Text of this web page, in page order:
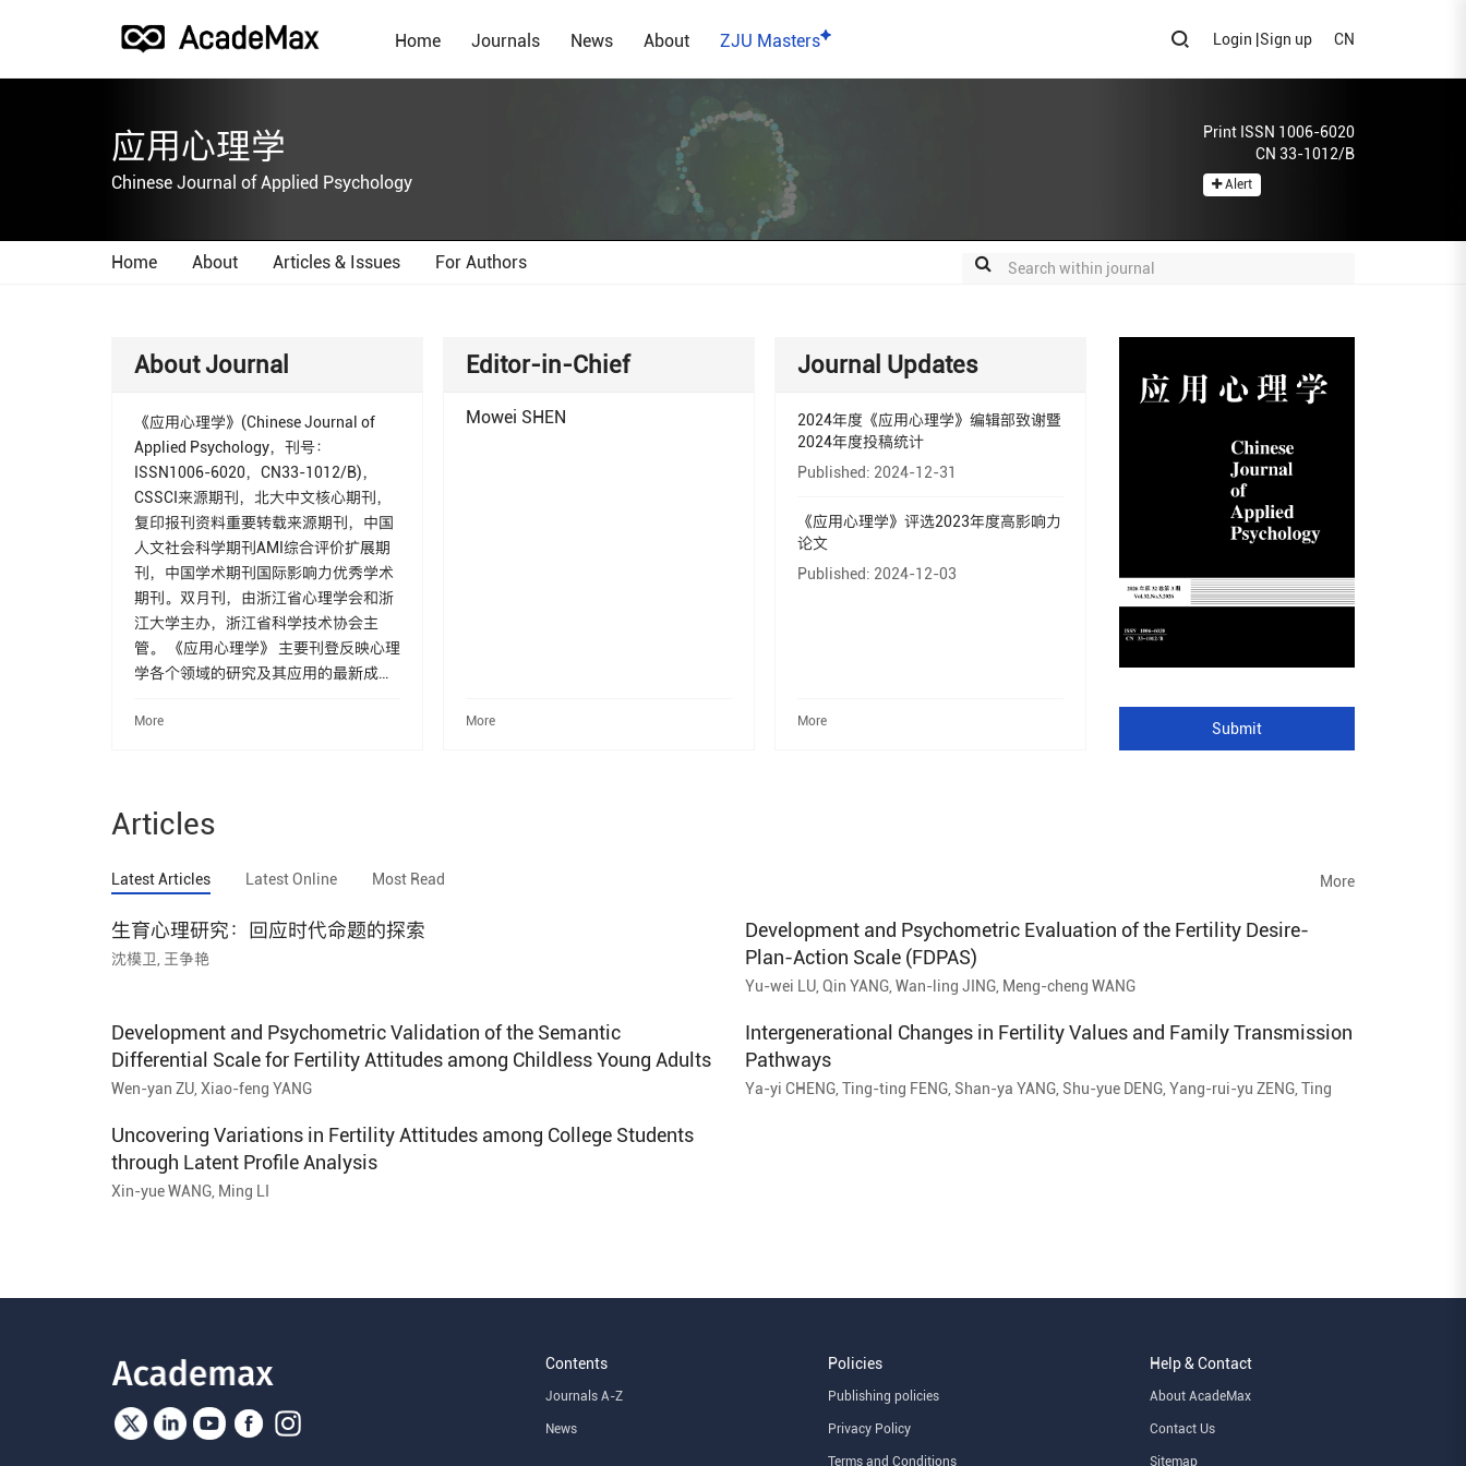
Home Journals News About ZJU Masters Login Sign up CN
应用心理学
Chinese Journal of Applied Psychology
Print ISSN 1006-6020
CN 33-1012/B
Alert
Home About Articles & Issues For Authors
About Journal
《应用心理学》(Chinese Journal of
Applied Psychology，刊号：
ISSN1006-6020，CN33-1012/B)，
CSSCI来源期刊，北大中文核心期刊，
复印报刊资料重要转载来源期刊，中国
人文社会科学期刊AMI综合评价扩展期
刊，中国学术期刊国际影响力优秀学术
期刊。双月刊，由浙江省心理学会和浙
江大学主办，浙江省科学技术协会主
管。 《应用心理学》 主要刊登反映心理
学各个领域的研究及其应用的最新成
别欢迎管理心理、工程心理、教育心
其他领域的运用等方面的论文。同时，
与修订，本刊也予以考虑。《应用心理
学》发表的论文由中国知网、维普资
讯、万方等数据库全文收录。 《应用心
理学》现任主编为浙江大学沈模卫教
理学》自2016年起启用网络版，在审
稿、发稿全面提速;2022年由季刊变为
双月刊；2022年度刊登论文52篇，总体
拒稿率为91%，平均审稿时间24.5天；
2023年实现知网首发（含DOI号）。
More
Editor-in-Chief
Mowei SHEN
More
Journal Updates
2024年度《应用心理学》编辑部致谢暨
2024年度投稿统计
Published: 2024-12-31
《应用心理学》评选2023年度高影响力
论文
Published: 2024-12-03
More Submit
Articles
Latest Articles Latest Online Most Read More
生育心理研究：回应时代命题的探索
沈模卫, 王争艳
Development and Psychometric Evaluation of the Fertility Desire-
Plan-Action Scale (FDPAS)
Yu-wei LU, Qin YANG, Wan-ling JING, Meng-cheng WANG
Development and Psychometric Validation of the Semantic
Differential Scale for Fertility Attitudes among Childless Young Adults
Wen-yan ZU, Xiao-feng YANG
Intergenerational Changes in Fertility Values and Family Transmission
Pathways
Ya-yi CHENG, Ting-ting FENG, Shan-ya YANG, Shu-yue DENG, Yang-rui-yu ZENG, Ting
Uncovering Variations in Fertility Attitudes among College Students
through Latent Profile Analysis
Xin-yue WANG, Ming LI
Contents
Journals A-Z
News
Policies
Publishing policies
Privacy Policy
Terms and Conditions
Help & Contact
About AcadeMax
Contact Us
Sitemap